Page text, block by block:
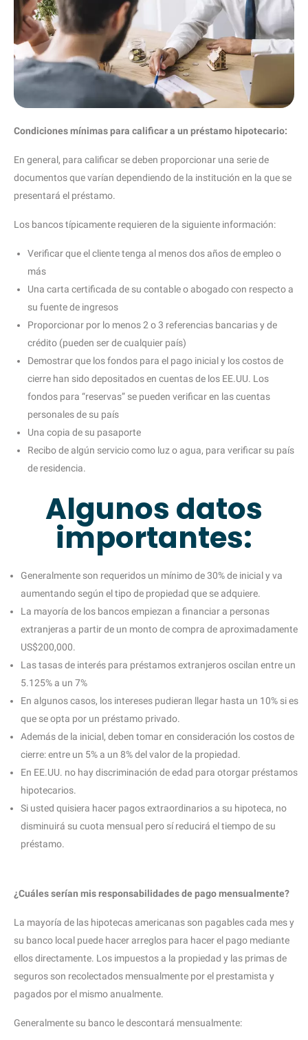
Condiciones mínimas para calificar a un préstamo hipotecario:
En general, para calificar se deben proporcionar una serie de
documentos que varían dependiendo de la institución en la que se
presentará el préstamo.
Los bancos típicamente requieren de la siguiente información:
Verificar que el cliente tenga al menos dos años de empleo o
más
Una carta certificada de su contable o abogado con respecto a
su fuente de ingresos
Proporcionar por lo menos 2 o 3 referencias bancarias y de
crédito (pueden ser de cualquier país)
Demostrar que los fondos para el pago inicial y los costos de
cierre han sido depositados en cuentas de los EE.UU. Los
fondos para “reservas” se pueden verificar en las cuentas
personales de su país
Una copia de su pasaporte
Recibo de algún servicio como luz o agua, para verificar su país
de residencia.
Algunos datos
importantes:
Generalmente son requeridos un mínimo de 30% de inicial y va
aumentando según el tipo de propiedad que se adquiere.
La mayoría de los bancos empiezan a financiar a personas
extranjeras a partir de un monto de compra de aproximadamente
US$200,000.
Las tasas de interés para préstamos extranjeros oscilan entre un
5.125% a un 7%
En algunos casos, los intereses pudieran llegar hasta un 10% si es
que se opta por un préstamo privado.
Además de la inicial, deben tomar en consideración los costos de
cierre: entre un 5% a un 8% del valor de la propiedad.
En EE.UU. no hay discriminación de edad para otorgar préstamos
hipotecarios.
Si usted quisiera hacer pagos extraordinarios a su hipoteca, no
disminuirá su cuota mensual pero sí reducirá el tiempo de su
préstamo.
¿Cuáles serían mis responsabilidades de pago mensualmente?
La mayoría de las hipotecas americanas son pagables cada mes y
su banco local puede hacer arreglos para hacer el pago mediante
ellos directamente. Los impuestos a la propiedad y las primas de
seguros son recolectados mensualmente por el prestamista y
pagados por el mismo anualmente.
Generalmente su banco le descontará mensualmente: